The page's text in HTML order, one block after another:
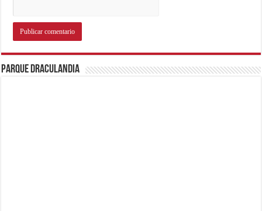
Parque Draculandia